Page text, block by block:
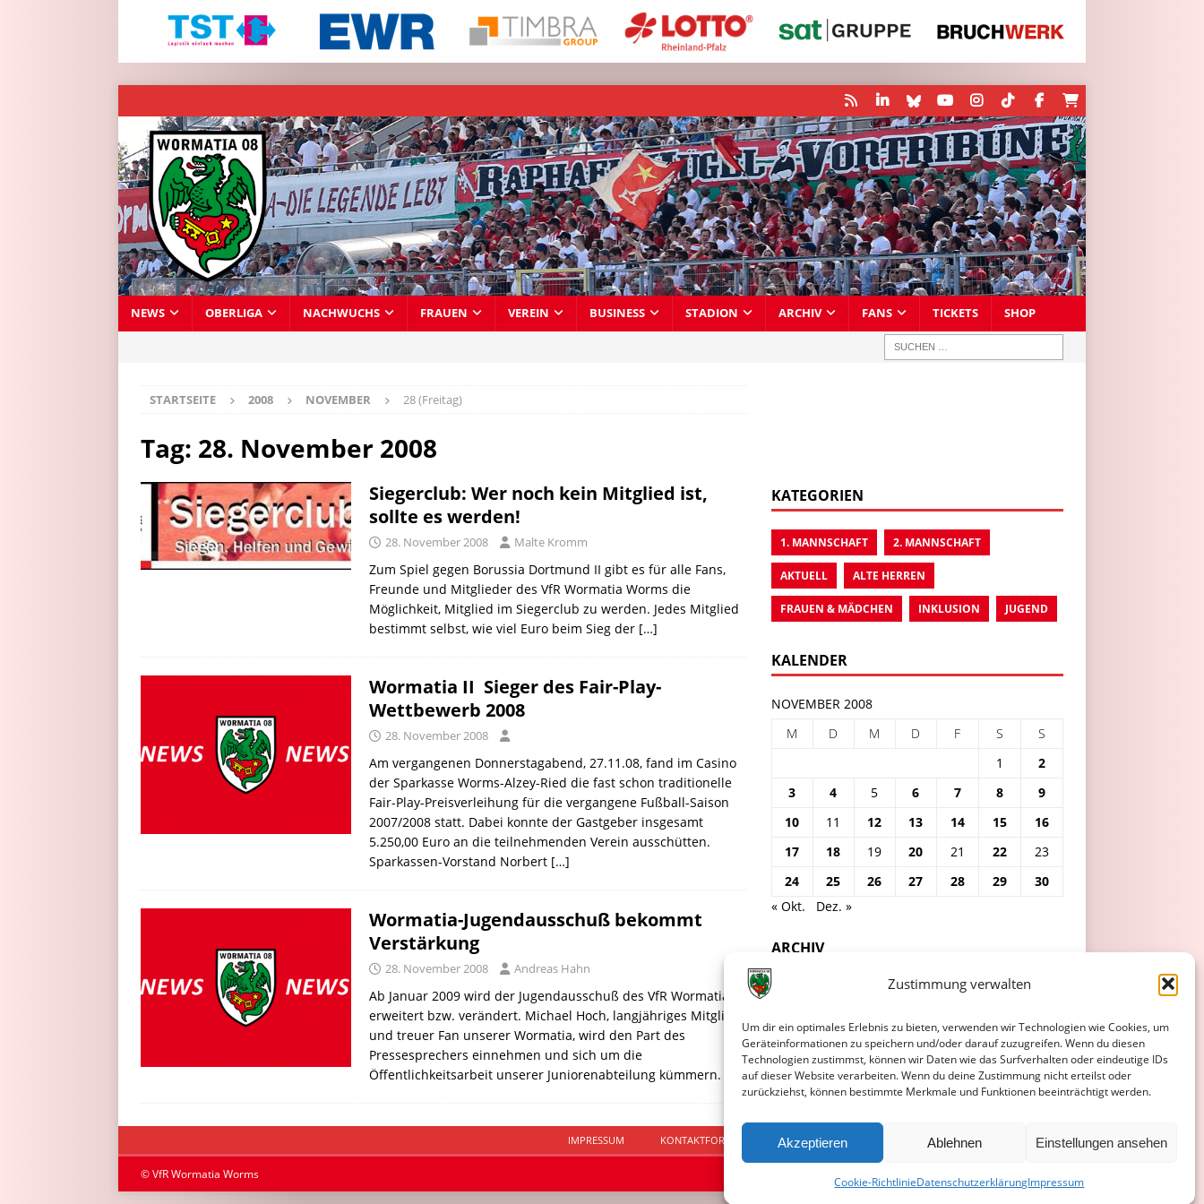
Zustimmung verwalten
Um dir ein optimales Erlebnis zu bieten, verwenden wir Technologien wie Cookies, um
Geräteinformationen zu speichern und/oder darauf zuzugreifen. Wenn du diesen
Technologien zustimmst, können wir Daten wie das Surfverhalten oder eindeutige IDs
auf dieser Website verarbeiten. Wenn du deine Zustimmung nicht erteilst oder
zurückziehst, können bestimmte Merkmale und Funktionen beeinträchtigt werden.
Akzeptieren Ablehnen Einstellungen ansehen
Cookie-RichtlinieDatenschutzerklärungImpressum
NEWS OBERLIGA NACHWUCHS FRAUEN VEREIN BUSINESS STADION ARCHIV FANS TICKETS SHOP
STARTSEITE 2008 NOVEMBER 28 (Freitag)
Tag: 28. November 2008
Siegerclub: Wer noch kein Mitglied ist,
sollte es werden!
28. November 2008 Malte Kromm
Zum Spiel gegen Borussia Dortmund II gibt es für alle Fans,
Freunde und Mitglieder des VfR Wormatia Worms die
Möglichkeit, Mitglied im Siegerclub zu werden. Jedes Mitglied
bestimmt selbst, wie viel Euro beim Sieg der […]
Wormatia II  Sieger des Fair-Play-
Wettbewerb 2008
28. November 2008
Am vergangenen Donnerstagabend, 27.11.08, fand im Casino
der Sparkasse Worms-Alzey-Ried die fast schon traditionelle
Fair-Play-Preisverleihung für die vergangene Fußball-Saison
2007/2008 statt. Dabei konnte der Gastgeber insgesamt
5.250,00 Euro an die teilnehmenden Verein ausschütten.
Sparkassen-Vorstand Norbert […]
Wormatia-Jugendausschuß bekommt
Verstärkung
28. November 2008 Andreas Hahn
Ab Januar 2009 wird der Jugendausschuß des VfR Wormatia
erweitert bzw. verändert. Michael Hoch, langjähriges Mitglied
und treuer Fan unserer Wormatia, wird den Part des
Pressesprechers einnehmen und sich um die
Öffentlichkeitsarbeit unserer Juniorenabteilung kümmern.
[…]
KATEGORIEN
1. MANNSCHAFT 2. MANNSCHAFT
AKTUELL ALTE HERREN
FRAUEN & MÄDCHEN INKLUSION JUGEND
KALENDER
NOVEMBER 2008
M
D M D F S
S
1
2
3
4 5 6 7 8
9
10
11 12 13 14 15
16
17
18 19 20 21 22
23
24
25 26 27 28 29
30
« Okt.
Dez. »
ARCHIV
IMPRESSUM KONTAKTFORMULAR DATENSCHUTZERKLÄRUNG COOKIE-RICHTLINIE (EU)
© VfR Wormatia Worms